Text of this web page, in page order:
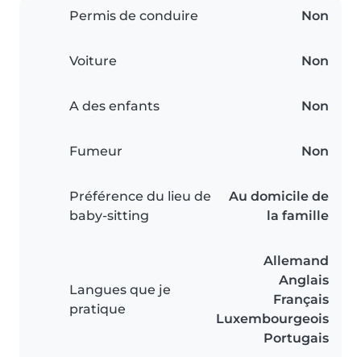
Permis de conduire Non
Voiture Non
A des enfants Non
Fumeur Non
Préférence du lieu de
baby-sitting
Au domicile de
la famille
Langues que je
pratique
Allemand
Anglais
Français
Luxembourgeois
Portugais